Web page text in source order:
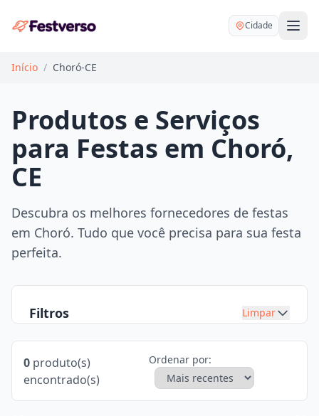
Cidade
Balões delivery
Pegue e Monte
Festa na mesa
Buffet
Início / Choró-CE
Produtos e Serviços
para Festas em Choró,
CE
Descubra os melhores fornecedores de festas
em Choró. Tudo que você precisa para sua festa
perfeita.
Filtros Limpar
0 produto(s)
encontrado(s)
Ordenar por: